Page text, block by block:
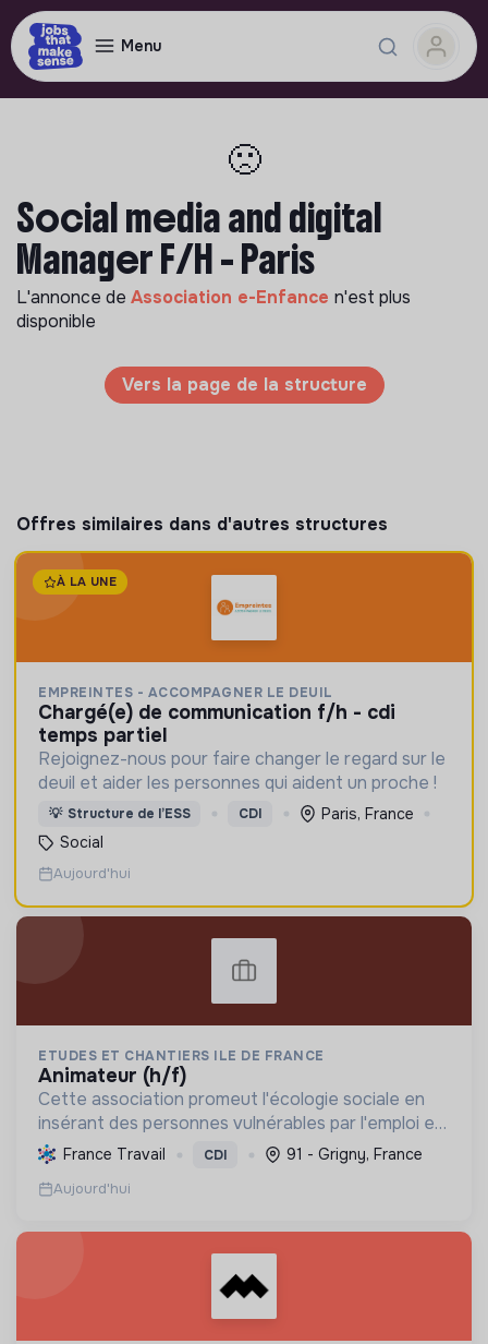
Menu
🙁
Social media and digital
Manager F/H - Paris
L'annonce de Association e-Enfance n'est plus
disponible
Vers la page de la structure
Offres similaires dans d'autres structures
À LA UNE
EMPREINTES - ACCOMPAGNER LE DEUIL
chargé(e) de communication f/h - cdi
temps partiel
Rejoignez-nous pour faire changer le regard sur le
deuil et aider les personnes qui aident un proche !
💡 Structure de l’ESS CDI
Paris, France
Social
Aujourd'hui
ETUDES ET CHANTIERS ILE DE FRANCE
animateur (h/f)
Cette association promeut l'écologie sociale en
insérant des personnes vulnérables par l'emploi et
des projets d'intérêt collectif, améliorant le cadre
de vie et formant aux métiers verts, pour une tr...
France Travail CDI 91 - Grigny, France
Aujourd'hui